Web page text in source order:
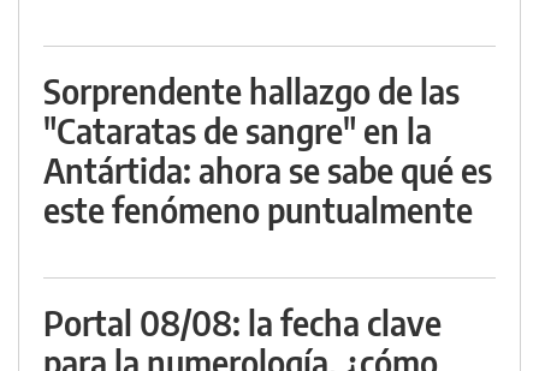
Sorprendente hallazgo de las
"Cataratas de sangre" en la
Antártida: ahora se sabe qué es
este fenómeno puntualmente
Portal 08/08: la fecha clave
para la numerología, ¿cómo